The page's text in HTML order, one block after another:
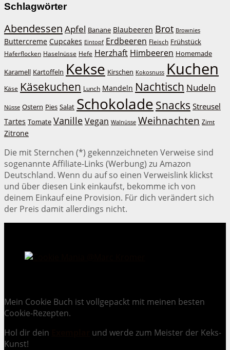
Schlagwörter
Abendessen Apfel Banane Blaubeeren Brot Brownies
Buttercreme Cupcakes Eintopf Erdbeeren Fleisch Frühstück
Haferflocken Haselnüsse Hefe Herzhaft Himbeeren Homemade
Karamell Kartoffeln Kekse Kirschen Kokosnuss Kuchen
Käse Käsekuchen Lunch Mandeln Nachtisch Nudeln
Nüsse Ostern Pies Salat Schokolade Snacks Streusel
Tartes Tomate VanilleVegan Walnüsse Weihnachten Zimt
Zitrone
Die mit Sternchen (*) gekennzeichneten Verweise sind
sogenannte Affiliate-Links (Werbung) zu Amazon
Deutschland. Wenn du auf so einen Verweislink klickst
und über diesen Link einkaufst, bekomme ich von
deinem Einkauf eine Provision. Für dich verändert sich
der Preis damit allerdings nicht.
Mein Cookie Buch ist vollgepackt mit meinen besten
Cookie-Rezepten.
Hol dir dein
und werde zum Meister der Keks-
Kunst!